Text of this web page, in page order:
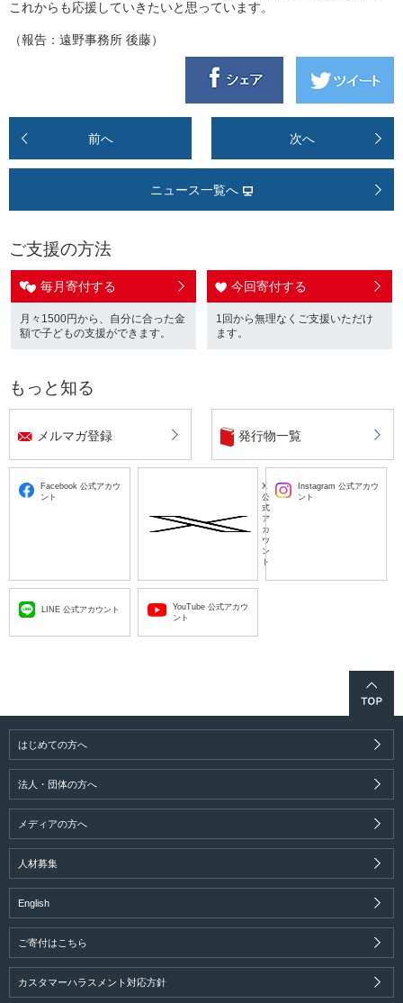
これからも応援していきたいと思っています。
（報告：遠野事務所 後藤）
前へ 次へ
ニュース一覧へ
ご支援の方法
毎月寄付する
月々1500円から、自分に合った金
額で子どもの支援ができます。
今回寄付する
1回から無理なくご支援いただけ
ます。
もっと知る
メルマガ登録 発行物一覧
Facebook 公式アカウ
ント
X
公
式
ア
カ
ウ
ン
ト
Instagram 公式アカウ
ント
LINE 公式アカウント
YouTube 公式アカウ
ント
はじめての方へ
法人・団体の方へ
メディアの方へ
人材募集
English
ご寄付はこちら
カスタマーハラスメント対応方針